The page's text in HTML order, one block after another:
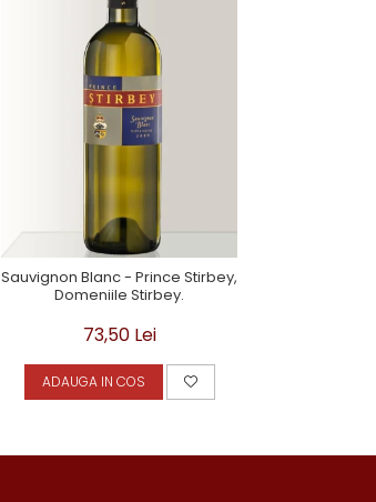
Sauvignon Blanc - Prince Stirbey,
Domeniile Stirbey.
73,50 Lei
ADAUGA IN COS